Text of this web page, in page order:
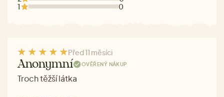
1
0
Před 11 měsíci
Anonymní OVĚŘENÝ NÁKUP
Troch těžší látka